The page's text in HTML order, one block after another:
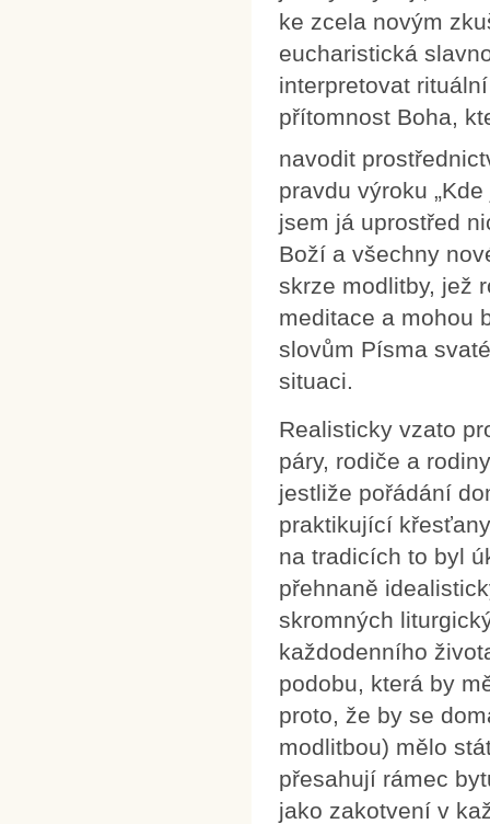
ke zcela novým
eucharistická
interpretovat
přítomnost Boha,
navodit
pravdu výroku
jsem já uprostřed
Boží a všechny
skrze modlitby, jež
meditace a mohou
slovům Písma
situaci.
Realisticky vzato
páry, rodiče a
jestliže pořádání
praktikující
na tradicích to byl
přehnaně
skromných
každodenního
podobu, která by
proto, že by se
modlitbou) mělo
přesahují rámec
jako zakotvení v